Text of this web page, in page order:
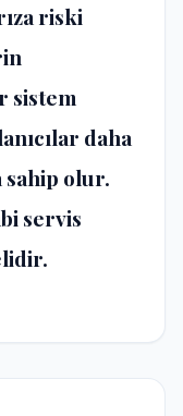
riski
sistem
daha
sahip olur.
servis